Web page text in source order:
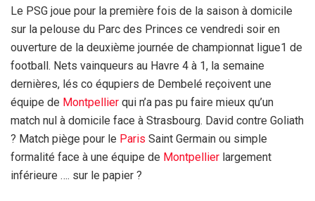
Le PSG joue pour la première fois de la saison à domicile
sur la pelouse du Parc des Princes ce vendredi soir en
ouverture de la deuxième journée de championnat ligue1 de
football. Nets vainqueurs au Havre 4 à 1, la semaine
dernières, lés co équpiers de Dembelé reçoivent une
équipe de Montpellier qui n’a pas pu faire mieux qu’un
match nul à domicile face à Strasbourg. David contre Goliath
? Match piège pour le Paris Saint Germain ou simple
formalité face à une équipe de Montpellier largement
inférieure …. sur le papier ?